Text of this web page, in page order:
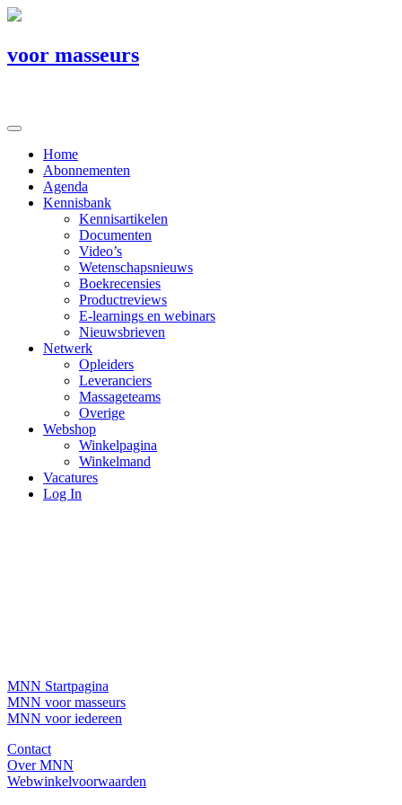
voor masseurs
Home
Abonnementen
Agenda
Kennisbank
Kennisartikelen
Documenten
Video’s
Wetenschapsnieuws
Boekrecensies
Productreviews
E-learnings en webinars
Nieuwsbrieven
Netwerk
Opleiders
Leveranciers
Massageteams
Overige
Webshop
Winkelpagina
Winkelmand
Vacatures
Log In
MNN Startpagina
MNN voor masseurs
MNN voor iedereen
Contact
Over MNN
Webwinkelvoorwaarden